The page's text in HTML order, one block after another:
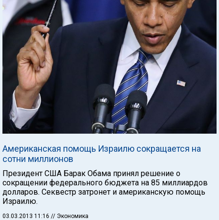
Американская помощь Израилю сокращается на
сотни миллионов
Президент США Барак Обама принял решение о
сокращении федерального бюджета на 85 миллиардов
долларов. Секвестр затронет и американскую помощь
Израилю.
03.03.2013 11:16 // Экономика